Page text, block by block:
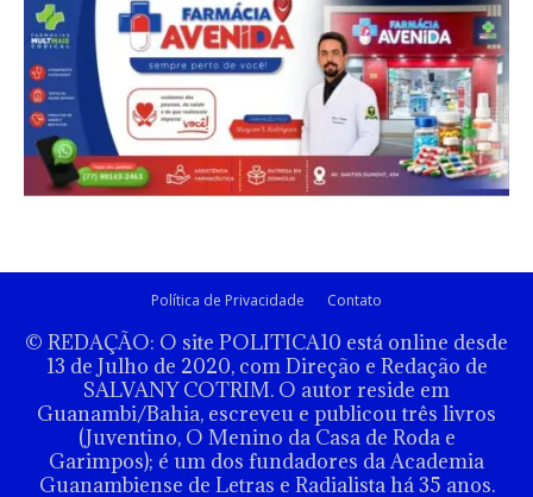
Política de Privacidade Contato
© REDAÇÃO: O site POLITICA10 está online desde
13 de Julho de 2020, com Direção e Redação de
SALVANY COTRIM. O autor reside em
Guanambi/Bahia, escreveu e publicou três livros
(Juventino, O Menino da Casa de Roda e
Garimpos); é um dos fundadores da Academia
Guanambiense de Letras e Radialista há 35 anos.